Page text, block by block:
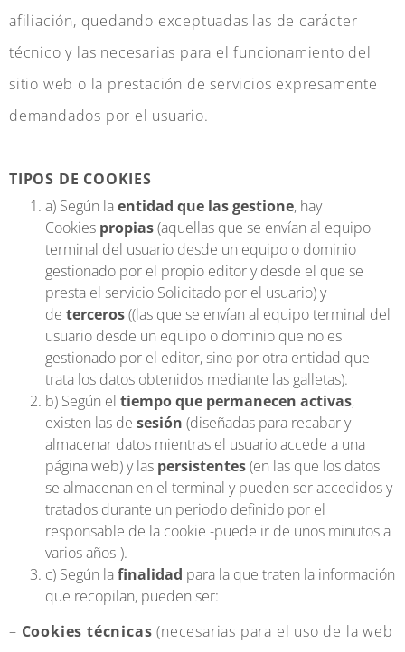
afiliación, quedando exceptuadas las de carácter
técnico y las necesarias para el funcionamiento del
sitio web o la prestación de servicios expresamente
demandados por el usuario.
TIPOS DE COOKIES
a) Según laentidad que las gestione, hay
Cookies propias(aquellas que se envían al equipo
terminal del usuario desde un equipo o dominio
gestionado por el propio editor y desde el que se
presta el servicio Solicitado por el usuario) y
de terceros((las que se envían al equipo terminal del
usuario desde un equipo o dominio que no es
gestionado por el editor, sino por otra entidad que
trata los datos obtenidos mediante las galletas).
b) Según el tiempo que permanecen activas,
existen las de sesión (diseñadas para recabar y
almacenar datos mientras el usuario accede a una
página web) y las persistentes(en las que los datos
se almacenan en el terminal y pueden ser accedidos y
tratados durante un periodo definido por el
responsable de la cookie -puede ir de unos minutos a
varios años-).
c) Según lafinalidad para la que traten la información
que recopilan, pueden ser:
– Cookies técnicas (necesarias para el uso de la web